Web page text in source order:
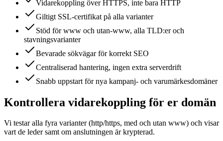
Vidarekoppling över HTTPS, inte bara HTTP
Giltigt SSL-certifikat på alla varianter
Stöd för www och utan-www, alla TLD:er och
stavningsvarianter
Bevarade sökvägar för korrekt SEO
Centraliserad hantering, ingen extra serverdrift
Snabb uppstart för nya kampanj- och varumärkesdomäner
Kontrollera vidarekoppling för er domän
Vi testar alla fyra varianter (http/https, med och utan www) och visar
vart de leder samt om anslutningen är krypterad.